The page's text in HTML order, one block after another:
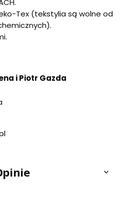
Tex (tekstylia są wolne od
i Piotr Gazda